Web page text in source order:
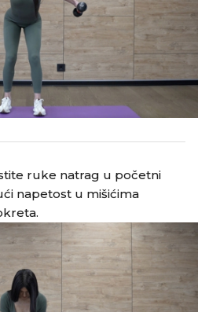
ruke natrag u početni
napetost u mišićima